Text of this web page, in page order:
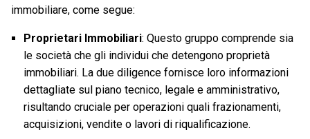
immobiliare, come segue:
Proprietari Immobiliari: Questo gruppo comprende sia
le società che gli individui che detengono proprietà
immobiliari. La due diligence fornisce loro informazioni
dettagliate sul piano tecnico, legale e amministrativo,
risultando cruciale per operazioni quali frazionamenti,
acquisizioni, vendite o lavori di riqualificazione.